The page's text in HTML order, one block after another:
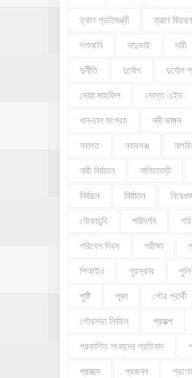
ত্রাণ প্রতিমন্ত্রী ত্রাণ বিতরণ
দশআনি দাদুভাই দাবী
দুর্নীতি দুর্যোগ দুর্যোগ
দোয়া মাহফিল দোস্ত এইড
ধান-চাল সংগ্রহ নদী ভাঙ্গন
নবাগত নবাবগঞ্জ
নারী নির্যাতন নালিতাবাড়ী
নির্বাচন নির্যাতন
নৌকাডুবি পরিদর্শন
পরিবেশ দিবস পরীক্ষা
পিআইও পুরস্কার
পুষ্টি পূজা পৌর প্রার্থী
পৌরসভা নির্বাচন প্রকল্প
প্রকাশিত সংবাদের প্রতিবাদ
প্রচ্ছদ প্রজনন